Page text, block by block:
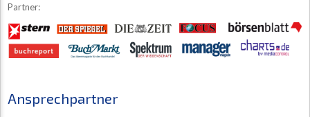
Partner:
Ansprechpartner